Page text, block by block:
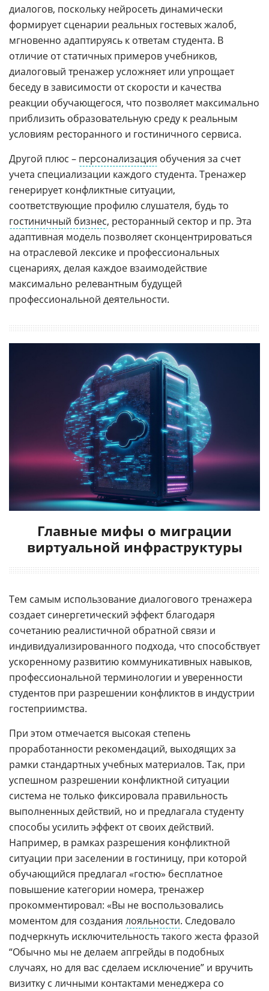
диалогов, поскольку нейросеть динамически
формирует сценарии реальных гостевых жалоб,
мгновенно адаптируясь к ответам студента. В
отличие от статичных примеров учебников,
диалоговый тренажер усложняет или упрощает
беседу в зависимости от скорости и качества
реакции обучающегося, что позволяет максимально
приблизить образовательную среду к реальным
условиям ресторанного и гостиничного сервиса.
Другой плюс – персонализация обучения за счет
учета специализации каждого студента. Тренажер
генерирует конфликтные ситуации,
соответствующие профилю слушателя, будь то
гостиничный бизнес, ресторанный сектор и пр. Эта
адаптивная модель позволяет сконцентрироваться
на отраслевой лексике и профессиональных
сценариях, делая каждое взаимодействие
максимально релевантным будущей
профессиональной деятельности.
Главные мифы о миграции
виртуальной инфраструктуры
Тем самым использование диалогового тренажера
создает синергетический эффект благодаря
сочетанию реалистичной обратной связи и
индивидуализированного подхода, что способствует
ускоренному развитию коммуникативных навыков,
профессиональной терминологии и уверенности
студентов при разрешении конфликтов в индустрии
гостеприимства.
При этом отмечается высокая степень
проработанности рекомендаций, выходящих за
рамки стандартных учебных материалов. Так, при
успешном разрешении конфликтной ситуации
система не только фиксировала правильность
выполненных действий, но и предлагала студенту
способы усилить эффект от своих действий.
Например, в рамках разрешения конфликтной
ситуации при заселении в гостиницу, при которой
обучающийся предлагал «гостю» бесплатное
повышение категории номера, тренажер
прокомментировал: «Вы не воспользовались
моментом для создания лояльности. Следовало
подчеркнуть исключительность такого жеста фразой
“Обычно мы не делаем апгрейды в подобных
случаях, но для вас сделаем исключение” и вручить
визитку с личными контактами менеджера со